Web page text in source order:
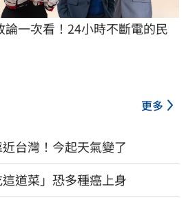
一次看！24小時不斷電的民
更多
台灣！今起天氣變了
道菜」恐多種癌上身